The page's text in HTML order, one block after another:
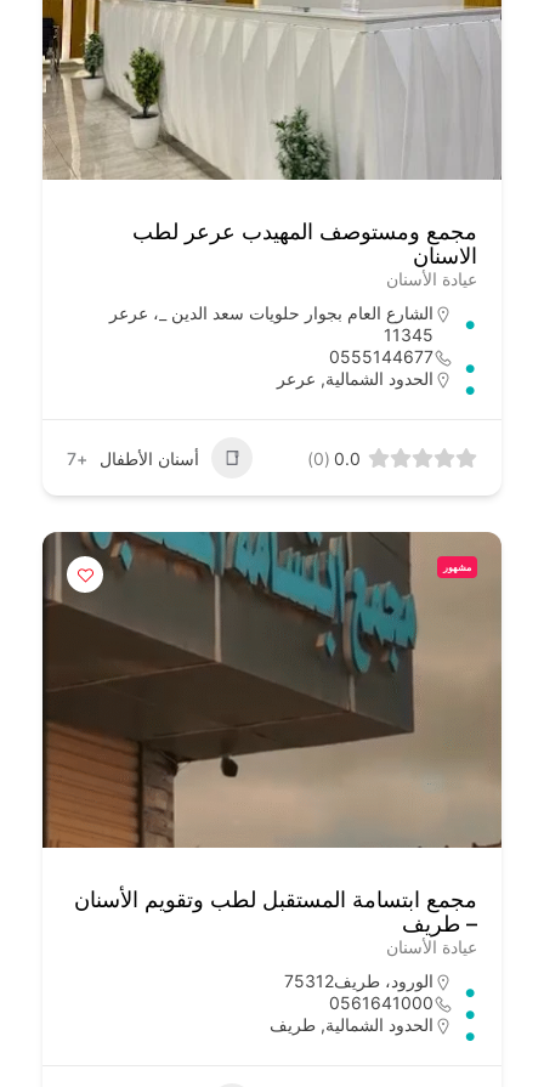
مجمع ومستوصف المهيدب عرعر لطب
الاسنان
عيادة الأسنان
الشارع العام بجوار حلويات سعد الدين _، عرعر
11345
0555144677
الحدود الشمالية, عرعر
0.0
(0) أسنان الأطفال +7
مشهور
مجمع ابتسامة المستقبل لطب وتقويم الأسنان
– طريف
عيادة الأسنان
الورود، طريف‎ 75312
0561641000
الحدود الشمالية, طريف